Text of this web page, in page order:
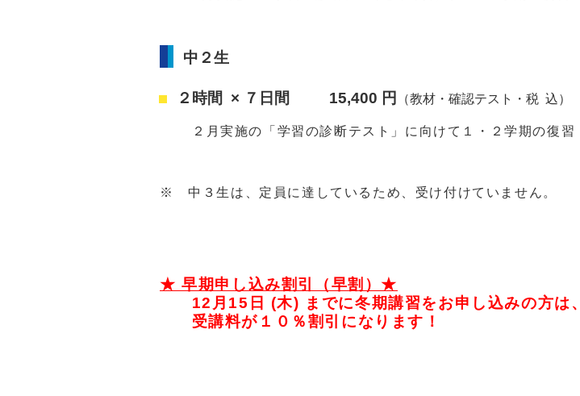
中２生
２時間 × ７日間 15,400 円 （教材・確認テスト・税 込）
２月実施の「学習の診断テスト」に向けて１・２学期の復習
※ 中３生は、定員に達しているため、受け付けていません。
★ 早期申し込み割引（早割）★
12月15日 (木) までに冬期講習をお申し込みの方は、
受講料が１０％割引になります！